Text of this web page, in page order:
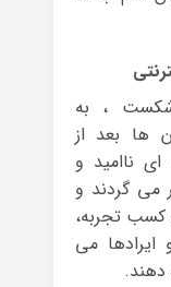
، به
ها بعد از
ناامید و
می گردند و
تجربه،
می
دهند.